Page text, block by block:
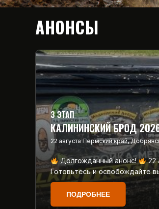
АНОНСЫ
3 ЭТАП
КАЛИНИНСКИЙ БРОД
22 августа Пермский край,
Долгожданный анонс! 22
Готовьтесь и освобождайте
ПОДРОБНЕЕ